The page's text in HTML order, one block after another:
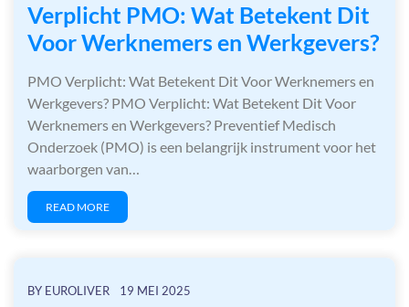
Verplicht PMO: Wat Betekent Dit
Voor Werknemers en Werkgevers?
PMO Verplicht: Wat Betekent Dit Voor Werknemers en
Werkgevers? PMO Verplicht: Wat Betekent Dit Voor
Werknemers en Werkgevers? Preventief Medisch
Onderzoek (PMO) is een belangrijk instrument voor het
waarborgen van…
READ MORE
BY EUROLIVER 19 MEI 2025